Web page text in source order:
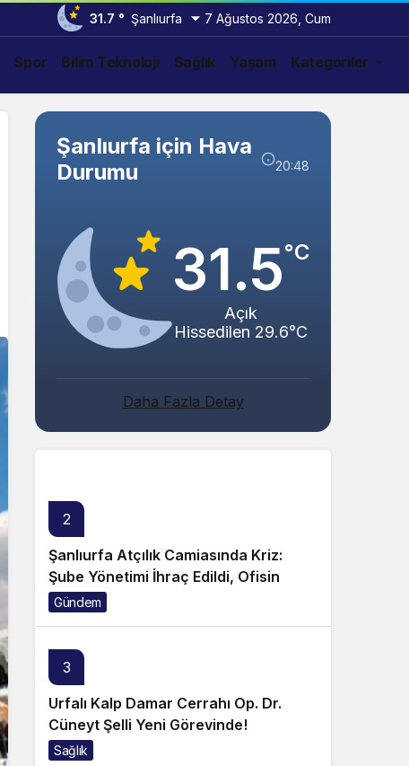
31.7 ° Şanlıurfa 7 Ağustos 2026, Cum
Spor Bilim Teknoloji Sağlık Yaşam Kategoriler
Şanlıurfa için Hava
Durumu
20:48
31.5°C
Açık
Hissedilen 29.6°C
Daha Fazla Detay
Abacı ve Abul Ailelerinin Mutlu Günü!
2
Şanlıurfa Atçılık Camiasında Kriz:
Şube Yönetimi İhraç Edildi, Ofisin
Taşınmasına Tepki Büyüyor!
Gündem
3
Urfalı Kalp Damar Cerrahı Op. Dr.
Cüneyt Şelli Yeni Görevinde!
Sağlık